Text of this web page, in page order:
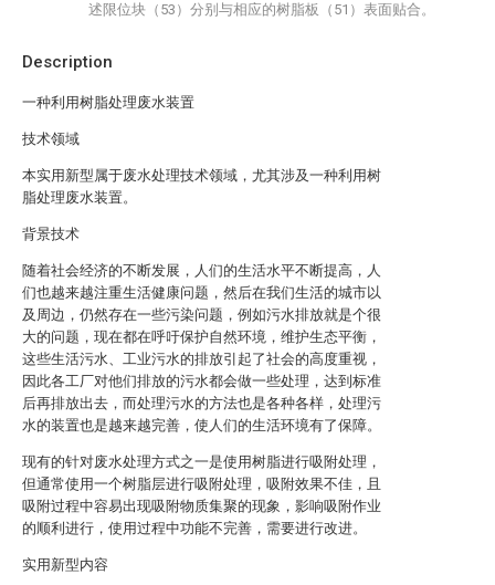
Description
一种利用树脂处理废水装置
技术领域
本实用新型属于废水处理技术领域，尤其涉及一种利用树
脂处理废水装置。
背景技术
随着社会经济的不断发展，人们的生活水平不断提高，人
们也越来越注重生活健康问题，然后在我们生活的城市以
及周边，仍然存在一些污染问题，例如污水排放就是个很
大的问题，现在都在呼吁保护自然环境，维护生态平衡，
这些生活污水、工业污水的排放引起了社会的高度重视，
因此各工厂对他们排放的污水都会做一些处理，达到标准
后再排放出去，而处理污水的方法也是各种各样，处理污
水的装置也是越来越完善，使人们的生活环境有了保障。
现有的针对废水处理方式之一是使用树脂进行吸附处理，
但通常使用一个树脂层进行吸附处理，吸附效果不佳，且
吸附过程中容易出现吸附物质集聚的现象，影响吸附作业
的顺利进行，使用过程中功能不完善，需要进行改进。
实用新型内容
述限位块（53）分别与相应的树脂板（51）表面贴合。